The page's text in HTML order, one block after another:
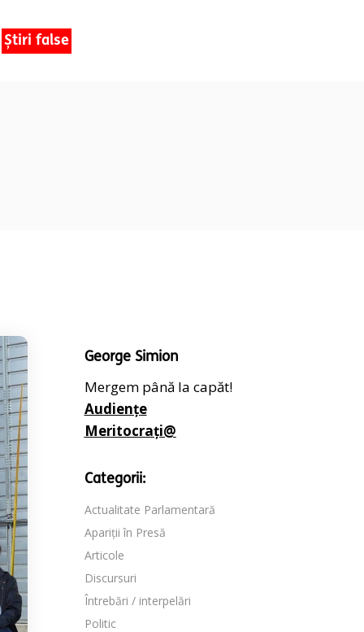
Știri false
George Simion
Mergem până la capăt!
Audiențe
Meritocrați@
Categorii:
Actualitate Parlamentară
Apariții în Presă
Articole
Discursuri
Întrebări / interpelări
Politic